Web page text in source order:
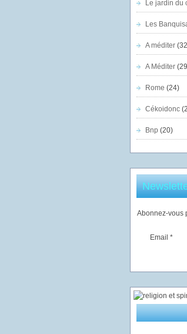
Le jardin du
Les
A méditer
A Méditer
Rome (24)
Cékoidonc
Bnp (20)
Abonnez-vous
Email